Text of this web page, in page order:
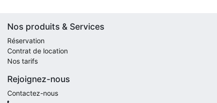
Nos produits & Services
Réservation
Contrat de location
Nos tarifs
Rejoignez-nous
Contactez-nous